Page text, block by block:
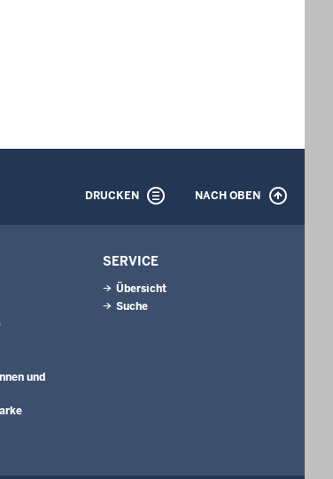
DRUCKEN NACH OBEN
und
SERVICE
Übersicht
Suche